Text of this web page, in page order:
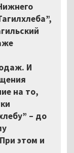
И
на то,
– до
этом и